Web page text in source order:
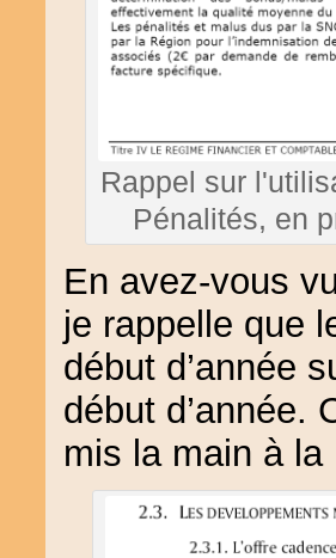
Rappel sur
Pénalités, en
En avez-vous
je rappelle que
début d’année
début d’année.
mis la main à